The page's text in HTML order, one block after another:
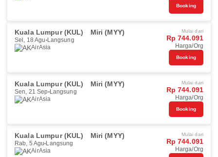
Booking
Kuala Lumpur (KUL) Miri (MYY)
Sel, 18 Agu Langsung
AirAsia
Mulai dari
Rp 744.091
Harga/Org
Booking
Kuala Lumpur (KUL) Miri (MYY)
Sen, 21 Sep Langsung
AirAsia
Mulai dari
Rp 744.091
Harga/Org
Booking
Kuala Lumpur (KUL) Miri (MYY)
Rab, 5 Agu Langsung
AirAsia
Mulai dari
Rp 744.091
Harga/Org